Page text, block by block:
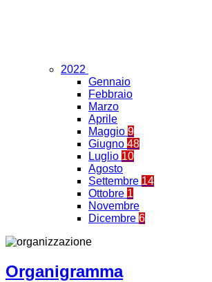
2022
Gennaio
Febbraio
Marzo
Aprile
Maggio 9
Giugno 48
Luglio 10
Agosto
Settembre 14
Ottobre 1
Novembre
Dicembre 6
Organigramma